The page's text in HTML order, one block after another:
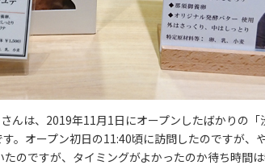
んは、2019年11月1日にオープンしたばかりの
。オープン初日の11:40頃に訪問したのですが、
のですが、タイミングがよかったのか待ち時間